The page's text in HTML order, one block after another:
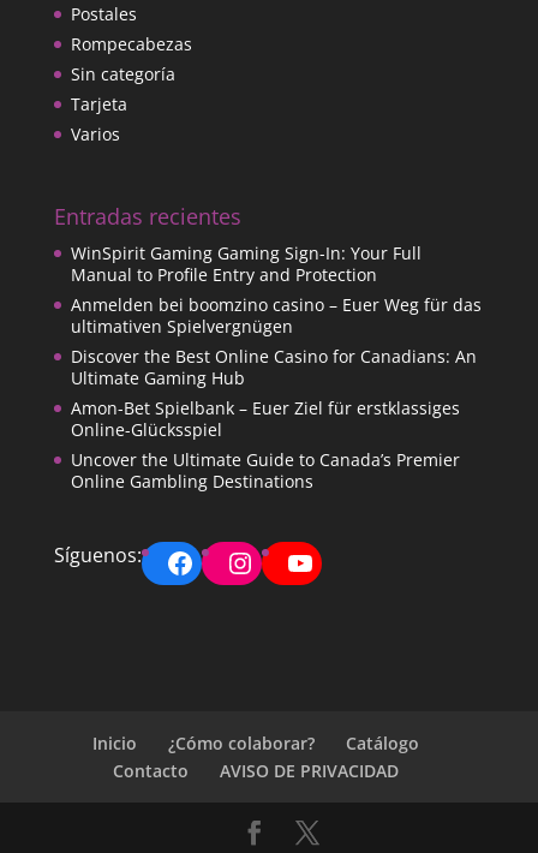
Postales
Rompecabezas
Sin categoría
Tarjeta
Varios
Entradas recientes
WinSpirit Gaming Gaming Sign-In: Your Full
Manual to Profile Entry and Protection
Anmelden bei boomzino casino – Euer Weg für das
ultimativen Spielvergnügen
Discover the Best Online Casino for Canadians: An
Ultimate Gaming Hub
Amon-Bet Spielbank – Euer Ziel für erstklassiges
Online-Glücksspiel
Uncover the Ultimate Guide to Canada’s Premier
Online Gambling Destinations
Síguenos: Facebook
Instagram
YouTube
Inicio ¿Cómo colaborar?
Catálogo
Contacto
AVISO DE PRIVACIDAD